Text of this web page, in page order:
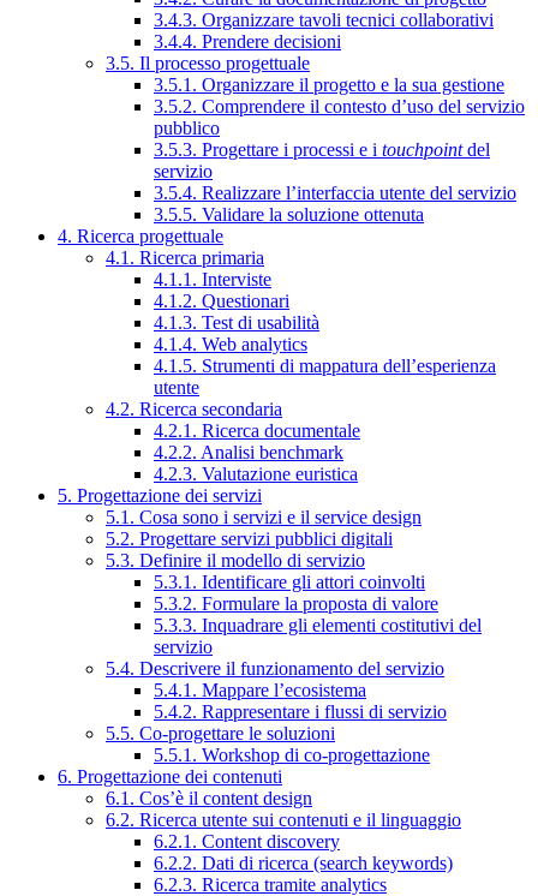
3.4.3. Organizzare tavoli tecnici collaborativi
3.4.4. Prendere decisioni
3.5. Il processo progettuale
3.5.1. Organizzare il progetto e la sua gestione
3.5.2. Comprendere il contesto d’uso del servizio
pubblico
3.5.3. Progettare i processi e i touchpointdel
servizio
3.5.4. Realizzare l’interfaccia utente del servizio
3.5.5. Validare la soluzione ottenuta
4. Ricerca progettuale
4.1. Ricerca primaria
4.1.1. Interviste
4.1.2. Questionari
4.1.3. Test di usabilità
4.1.4. Web analytics
4.1.5. Strumenti di mappatura dell’esperienza
utente
4.2. Ricerca secondaria
4.2.1. Ricerca documentale
4.2.2. Analisi benchmark
4.2.3. Valutazione euristica
5. Progettazione dei servizi
5.1. Cosa sono i servizi e il service design
5.2. Progettare servizi pubblici digitali
5.3. Definire il modello di servizio
5.3.1. Identificare gli attori coinvolti
5.3.2. Formulare la proposta di valore
5.3.3. Inquadrare gli elementi costitutivi del
servizio
5.4. Descrivere il funzionamento del servizio
5.4.1. Mappare l’ecosistema
5.4.2. Rappresentare i flussi di servizio
5.5. Co-progettare le soluzioni
5.5.1. Workshop di co-progettazione
6. Progettazione dei contenuti
6.1. Cos’è il content design
6.2. Ricerca utente sui contenuti e il linguaggio
6.2.1. Content discovery
6.2.2. Dati di ricerca (search keywords)
6.2.3. Ricerca tramite analytics